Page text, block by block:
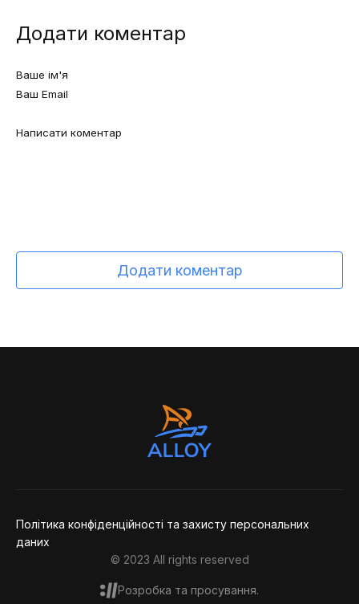
Додати коментар
Додати коментар
Політика конфіденційності та захисту персональних
даних
© 2023 All rights reserved
Розробка та просування.